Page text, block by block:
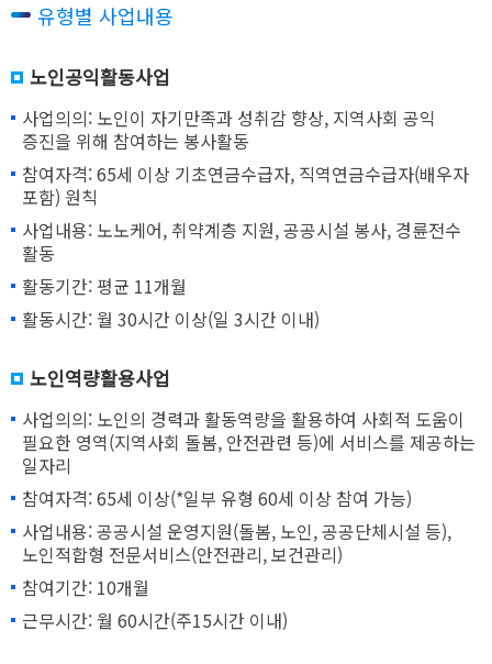
유형별 사업내용
노인공익활동사업
사업의의: 노인이 자기만족과 성취감 향상, 지역사회 공익
증진을 위해 참여하는 봉사활동
참여자격: 65세 이상 기초연금수급자, 직역연금수급자(배우자
포함) 원칙
사업내용: 노노케어, 취약계층 지원, 공공시설 봉사, 경륜전수
활동
활동기간: 평균 11개월
활동시간: 월 30시간 이상(일 3시간 이내)
노인역량활용사업
사업의의: 노인의 경력과 활동역량을 활용하여 사회적 도움이
필요한 영역(지역사회 돌봄, 안전관련 등)에 서비스를 제공하는
일자리
참여자격: 65세 이상(*일부 유형 60세 이상 참여 가능)
사업내용: 공공시설 운영지원(돌봄, 노인, 공공단체시설 등),
노인적합형 전문서비스(안전관리, 보건관리)
참여기간: 10개월
근무시간: 월 60시간(주15시간 이내)